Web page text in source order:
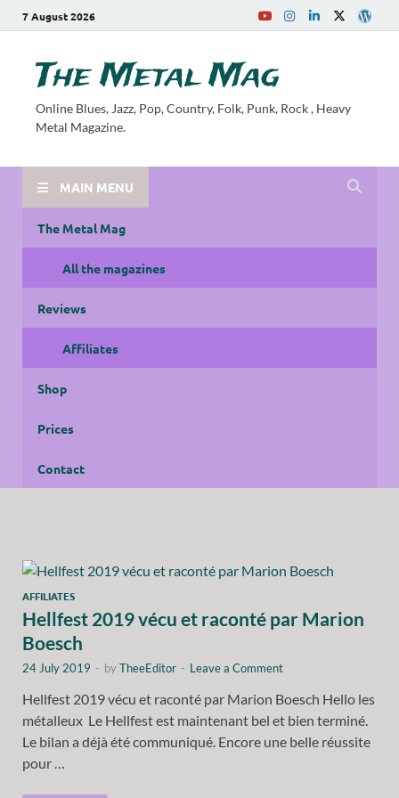
7 August 2026
The Metal Mag
Online Blues, Jazz, Pop, Country, Folk, Punk, Rock , Heavy
Metal Magazine.
MAIN MENU
The Metal Mag
All the magazines
Reviews
Affiliates
Shop
Prices
Contact
AFFILIATES
Hellfest 2019 vécu et raconté par Marion
Boesch
24 July 2019 - byTheeEditor - Leave a Comment
Hellfest 2019 vécu et raconté par Marion Boesch Hello les
métalleux Le Hellfest est maintenant bel et bien terminé.
Le bilan a déjà été communiqué. Encore une belle réussite
pour …